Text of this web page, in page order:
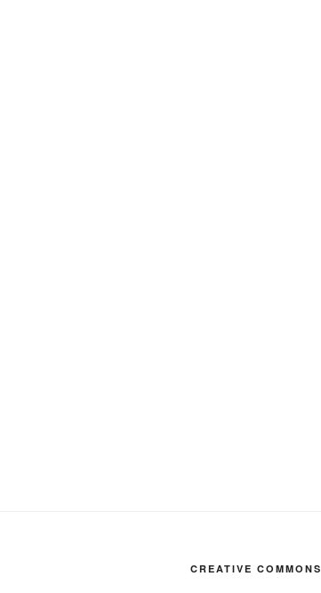
CREATIVE COMMONS